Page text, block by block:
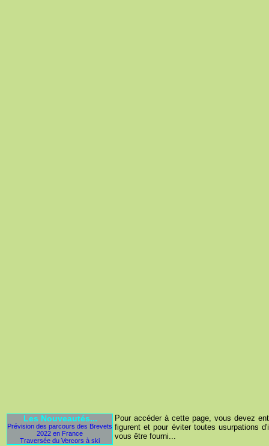
Les Nouveautés...
Prévision des parcours des Brevets
2022 en France
Traversée du Vercors à ski
Pour accéder à cette page, vous devez
figurent et pour éviter toutes usurpations
vous être fourni...